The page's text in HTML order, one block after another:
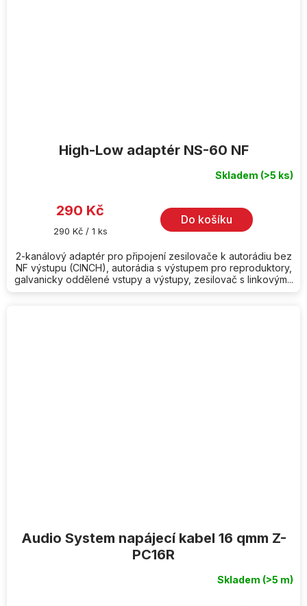
High-Low adaptér NS-60 NF
Skladem (>5 ks)
290 Kč
Měrná
290 Kč / 1 ks
Do košíku
2-kanálový adaptér pro připojení zesilovače k autorádiu bez
NF výstupu (CINCH), autorádia s výstupem pro reproduktory,
galvanicky oddělené vstupy a výstupy, zesilovač s linkovým...
Audio System napájecí kabel 16 qmm Z-
PC16R
Skladem (>5 m)